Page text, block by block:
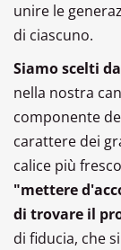
unire le
di ciascuno.
Siamo scelti
nella nostra
componente
carattere dei
calice più
"mettere
di trovare il
di fiducia, che